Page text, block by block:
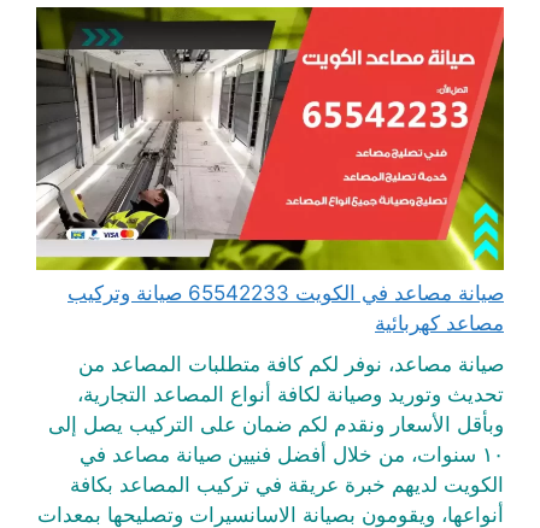
صيانة مصاعد في الكويت 65542233 صيانة وتركيب
مصاعد كهربائية
صيانة مصاعد، نوفر لكم كافة متطلبات المصاعد من
تحديث وتوريد وصيانة لكافة أنواع المصاعد التجارية،
وبأقل الأسعار ونقدم لكم ضمان على التركيب يصل إلى
١٠ سنوات، من خلال أفضل فنيين صيانة مصاعد في
الكويت لديهم خبرة عريقة في تركيب المصاعد بكافة
أنواعها، ويقومون بصيانة الاسانسيرات وتصليحها بمعدات